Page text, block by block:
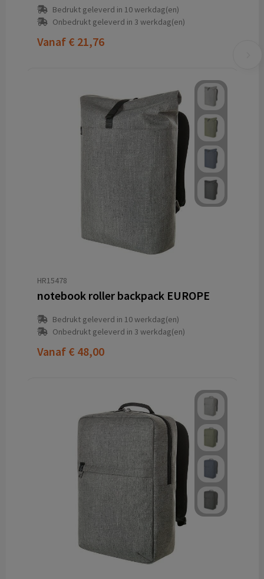
Bedrukt geleverd in 10 werkdag(en)
Onbedrukt geleverd in 3 werkdag(en)
Vanaf € 21,76
HR15478
notebook roller backpack EUROPE
Bedrukt geleverd in 10 werkdag(en)
Onbedrukt geleverd in 3 werkdag(en)
Vanaf € 48,00